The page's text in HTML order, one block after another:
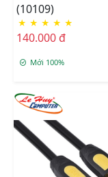
(10109)
★ ★ ★ ★ ★
140.000 đ
Mới 100%